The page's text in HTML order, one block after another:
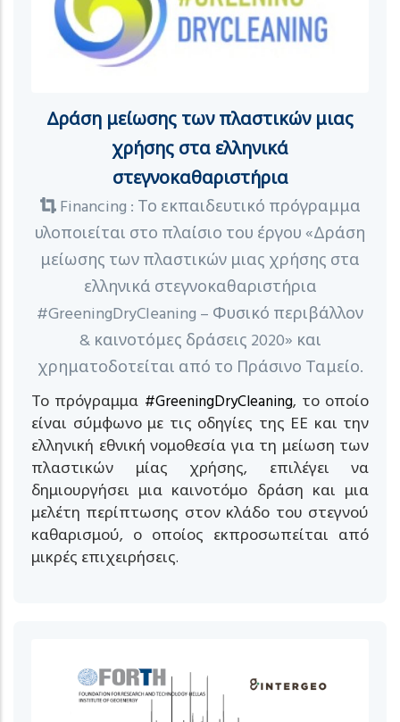
Δράση μείωσης των πλαστικών μιας
χρήσης στα ελληνικά
στεγνοκαθαριστήρια
Financing : Το εκπαιδευτικό πρόγραμμα
υλοποιείται στο πλαίσιο του έργου «Δράση
μείωσης των πλαστικών μιας χρήσης στα
ελληνικά στεγνοκαθαριστήρια
#GreeningDryCleaning – Φυσικό περιβάλλον
& καινοτόμες δράσεις 2020» και
χρηματοδοτείται από το Πράσινο Ταμείο.
Το πρόγραμμα #GreeningDryCleaning, το οποίο
είναι σύμφωνο με τις οδηγίες της ΕΕ και την
ελληνική εθνική νομοθεσία για τη μείωση των
πλαστικών μίας χρήσης, επιλέγει να
δημιουργήσει μια καινοτόμο δράση και μια
μελέτη περίπτωσης στον κλάδο του στεγνού
καθαρισμού, ο οποίος εκπροσωπείται από
μικρές επιχειρήσεις.